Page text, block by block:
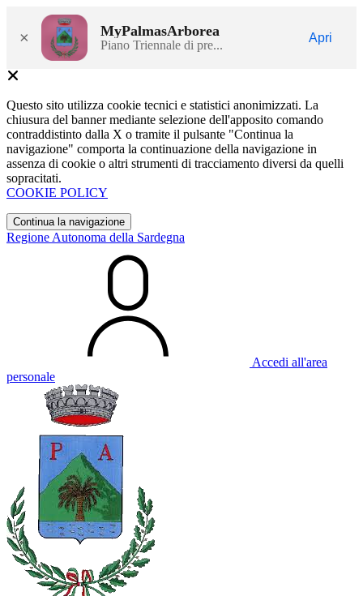
× MyPalmasArborea
Piano Triennale di pre...
Apri
Questo sito utilizza cookie tecnici e statistici anonimizzati. La
chiusura del banner mediante selezione dell'apposito comando
contraddistinto dalla X o tramite il pulsante "Continua la
navigazione" comporta la continuazione della navigazione in
assenza di cookie o altri strumenti di tracciamento diversi da quelli
sopracitati.
COOKIE POLICY
Continua la navigazione
Regione Autonoma della Sardegna
Accedi all'area
personale